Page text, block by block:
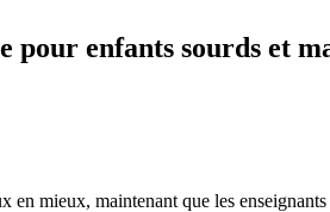
pour enfants sourds et
mieux, maintenant que les